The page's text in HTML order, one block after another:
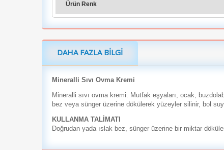
Ürün Renk
DAHA FAZLA BILGI
Mineralli Sıvı Ovma Kremi
Mineralli sıvı ovma kremi. Mutfak eşyaları, ocak,
bez veya sünger üzerine dökülerek yüzeyler silinir, bol
KULLANMA TALİMATI
Doğrudan yada ıslak bez, sünger üzerine bir miktar